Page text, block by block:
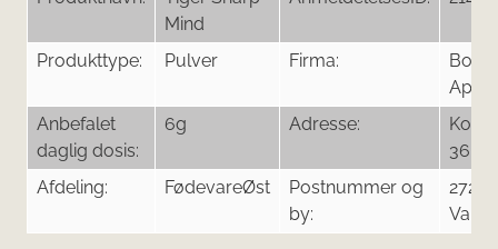
Mind
Produkttype: Pulver Firma:
Bon
ApS
Anbefalet
daglig dosis:
6g Adresse:
36
Afdeling:
FødevareØst
Postnummer og
by:
2720